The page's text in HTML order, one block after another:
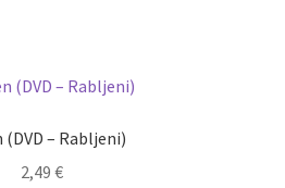
(DVD – Rabljeni)
2,49 €